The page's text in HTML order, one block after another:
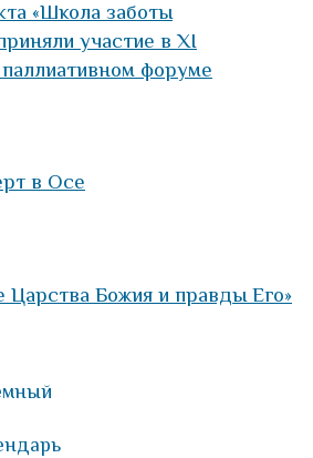
«Школа заботы
участие в XI
форуме
в Осе
Божия и правды Его»